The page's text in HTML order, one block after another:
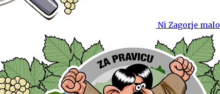
Ni Zagorje malo